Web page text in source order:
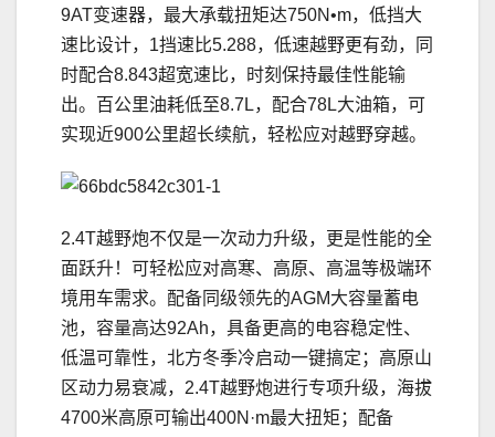
9AT变速器，最大承载扭矩达750N•m，低挡大
速比设计，1挡速比5.288，低速越野更有劲，同
时配合8.843超宽速比，时刻保持最佳性能输
出。百公里油耗低至8.7L，配合78L大油箱，可
实现近900公里超长续航，轻松应对越野穿越。
2.4T越野炮不仅是一次动力升级，更是性能的全
面跃升！可轻松应对高寒、高原、高温等极端环
境用车需求。配备同级领先的AGM大容量蓄电
池，容量高达92Ah，具备更高的电容稳定性、
低温可靠性，北方冬季冷启动一键搞定；高原山
区动力易衰减，2.4T越野炮进行专项升级，海拔
4700米高原可输出400N·m最大扭矩；配备